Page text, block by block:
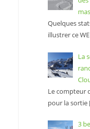
Quelques
illustrer ce
La
Le compteur
pour la sortie
3